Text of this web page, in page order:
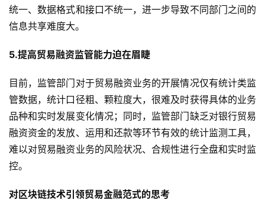
统一、数据格式和接口不统一，进一步导致不同部门之间的
信息共享难度大。
5.提高贸易融资监管能力迫在眉睫
目前，监管部门对于贸易融资业务的开展情况仅有统计类监
管数据，统计口径粗、颗粒度大，很难及时获得具体的业务
品种和实时发展变化情况；同时，监管部门缺乏对银行贸易
融资资金的发放、运用和还款等环节有效的统计监测工具，
难以对贸易融资业务的风险状况、合规性进行全盘和实时监
控。
对区块链技术引领贸易金融范式的思考